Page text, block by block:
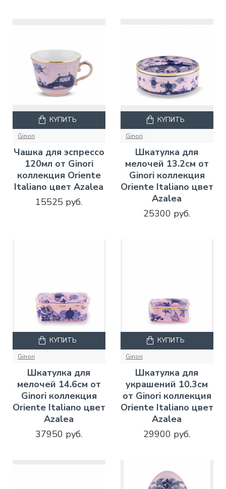
Ginori
Чашка для эспрессо
120мл от Ginori
коллекция Oriente
Italiano цвет Azalea
15525 руб.
КУПИТЬ
Ginori
Шкатулка для
мелочей 13.2см от
Ginori коллекция
Oriente Italiano цвет
Azalea
25300 руб.
КУПИТЬ
Ginori
Шкатулка для
мелочей 14.6см от
Ginori коллекция
Oriente Italiano цвет
Azalea
37950 руб.
КУПИТЬ
Ginori
Шкатулка для
украшений 10.3см
от Ginori коллекция
Oriente Italiano цвет
Azalea
29900 руб.
КУПИТЬ